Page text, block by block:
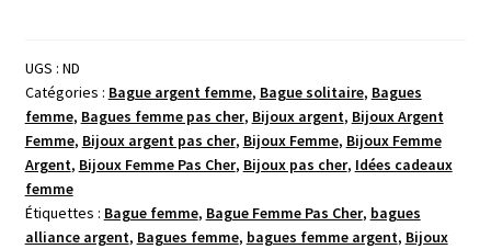
UGS : ND
Catégories : Bague argent femme, Bague solitaire, Bagues
femme, Bagues femme pas cher, Bijoux argent, Bijoux Argent
Femme, Bijoux argent pas cher, Bijoux Femme, Bijoux Femme
Argent, Bijoux Femme Pas Cher, Bijoux pas cher, Idées cadeaux
femme
Étiquettes : Bague femme, Bague Femme Pas Cher, bagues
alliance argent, Bagues femme, bagues femme argent, Bijoux